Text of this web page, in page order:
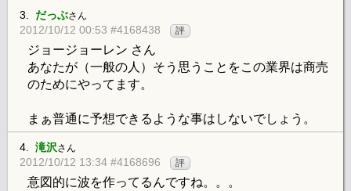
3. だっぶさん
2012/10/12 00:53 #4168438 評
ジョージョーレン さん
あなたが（一般の人）そう思うことをこの業界は商売
のためにやってます。
まぁ普通に予想できるような事はしないでしょう。
4. 滝沢さん
2012/10/12 13:34 #4168696 評
意図的に波を作ってるんですね。。。